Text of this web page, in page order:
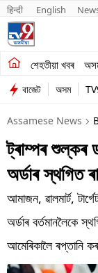
हिन्दी English
শেহতীয়া খবৰ
শেহতীয়া খবৰ
অসম
ভাৰত
মনোৰঞ্জন
শিক্ষা
খেল
বাজেট অসম
Assamese News
ট্ৰাম্পৰ শুল্কৰ
অৰ্ডাৰ স্থগিত
আমাজন, ৱালমাৰ্ট,
অৰ্ডাৰ বৰ্তমানলৈকে
আমেৰিকালৈ ৰপ্তানি